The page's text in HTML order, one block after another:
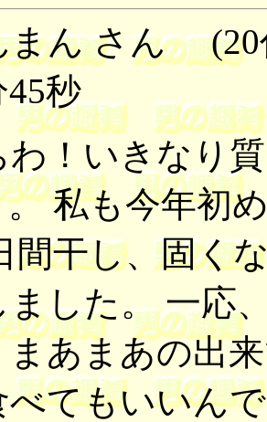
まん さん
45秒
わ！いきなり
私も今年初
間干し、固く
した。 一応
あまあの出
べてもいいん